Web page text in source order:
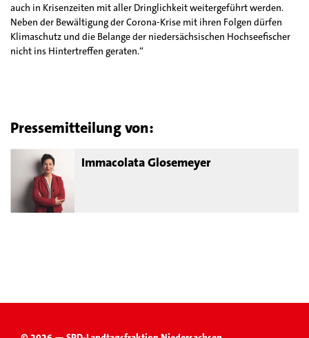
auch in Krisenzeiten mit aller Dringlichkeit weitergeführt werden.
Neben der Bewältigung der Corona-Krise mit ihren Folgen dürfen
Klimaschutz und die Belange der niedersächsischen Hochseefischer
nicht ins Hintertreffen geraten.“
Pressemitteilung von:
Immacolata Glosemeyer